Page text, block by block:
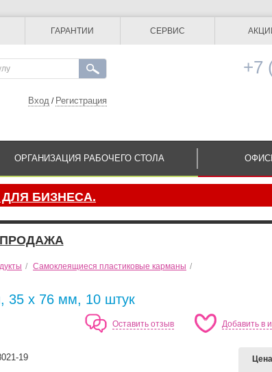
ГАРАНТИИ СЕРВИС
Вход / Регистрация
+7
ОРГАНИЗАЦИЯ РАБОЧЕГО СТОЛА
БИЗНЕСА.
/ Самоклеящиеся пластиковые карманы /
35 x 76 мм, 10 штук
Добавить в
Оставить отзыв
19